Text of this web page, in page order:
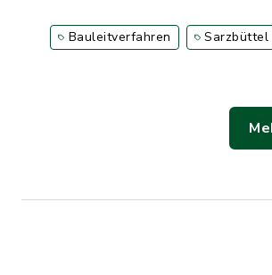
Bauleitverfahren Sarzbüttel